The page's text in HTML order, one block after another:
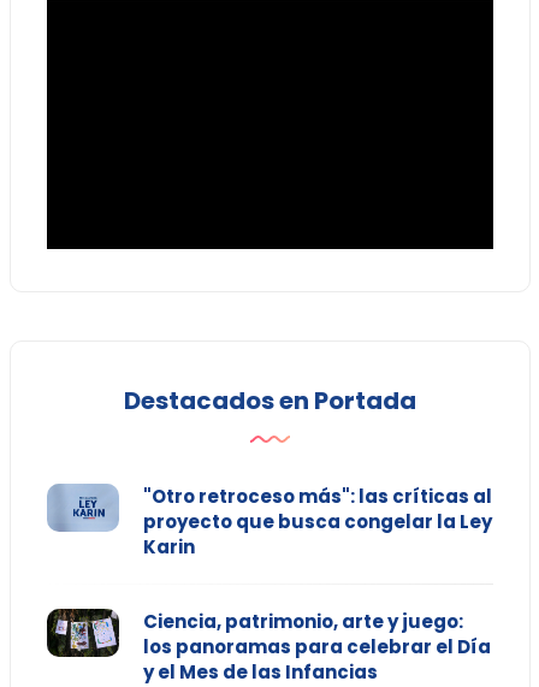
Destacados en Portada
"Otro retroceso más": las críticas al
proyecto que busca congelar la Ley
Karin
Ciencia, patrimonio, arte y juego:
los panoramas para celebrar el Día
y el Mes de las Infancias